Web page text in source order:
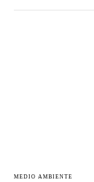
MEDIO AMBIENTE